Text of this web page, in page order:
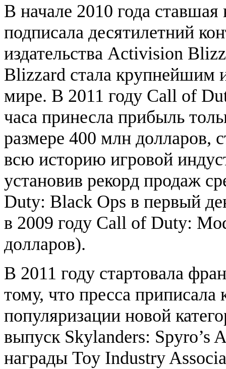
В начале 2010 года
подписала десятилетний
издательства Activision
Blizzard стала крупнейшим
мире. В 2011 году Call of
часа принесла прибыль
размере 400 млн долларов,
всю историю игровой
установив рекорд продаж
Duty: Black Ops в первый
в 2009 году Call of Duty:
долларов).
В 2011 году стартовала
тому, что пресса приписала
популяризации новой
выпуск Skylanders: Spyro’s
награды Toy Industry